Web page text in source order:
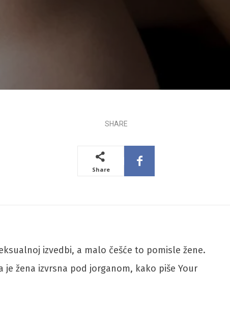
SHARE
Share
izvedbi, a malo češće to pomisle žene.
žena izvrsna pod jorganom, kako piše Your